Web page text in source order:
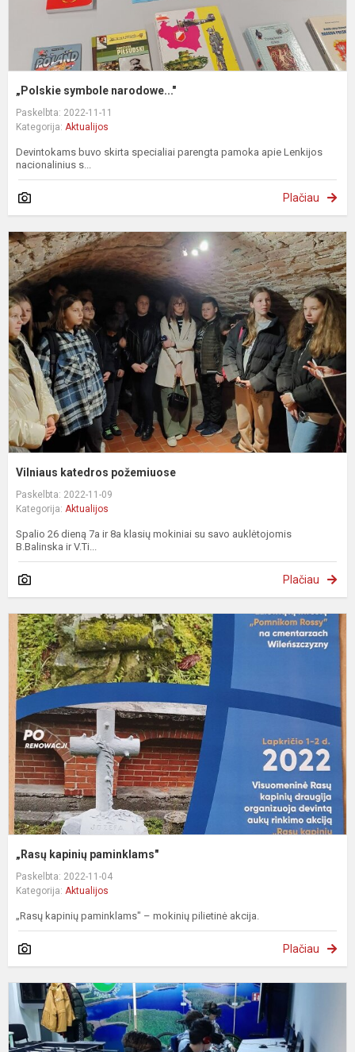
„Polskie symbole narodowe..."
Paskelbta: 2022-11-11
Kategorija: Aktualijos
Devintokams buvo skirta specialiai parengta pamoka apie Lenkijos
nacionalinius s...
Plačiau
Vilniaus katedros požemiuose
Paskelbta: 2022-11-09
Kategorija: Aktualijos
Spalio 26 dieną 7a ir 8a klasių mokiniai su savo auklėtojomis
B.Balinska ir V.Ti...
Plačiau
„Rasų kapinių paminklams"
Paskelbta: 2022-11-04
Kategorija: Aktualijos
„Rasų kapinių paminklams" – mokinių pilietinė akcija.
Plačiau